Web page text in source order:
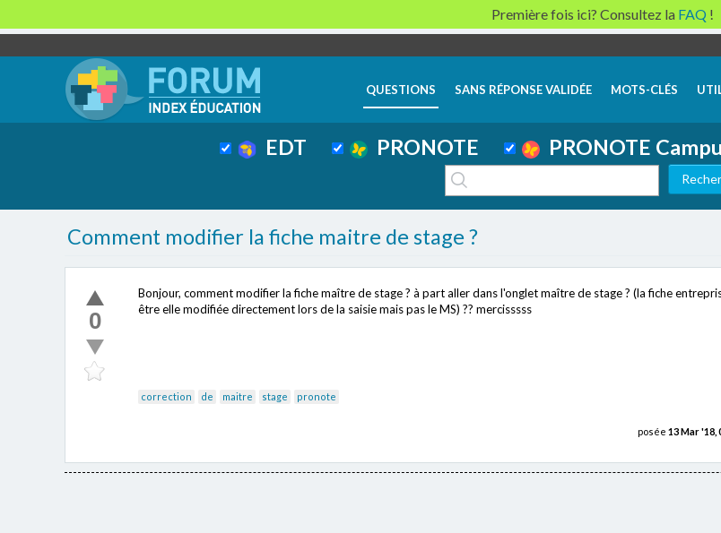
QUESTIONS SANS RÉPONSE VALIDÉE MOTS-CLÉS
EDT PRONOTE PRONOTE
Comment modifier la fiche maitre de stage ?
0
Bonjour, comment modifier la fiche maître de stage ? à part aller dans l'onglet maître de stage ? (la fiche
être elle modifiée directement lors de la saisie mais pas le MS) ?? mercisssss
correction de maitre stage pronote
posée 13 Mar '18,
Première fois ici? Consultez la FAQ !